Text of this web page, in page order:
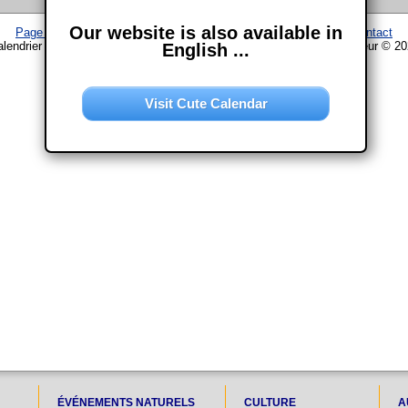
Page d'accueil– Calendrier–Plan du site–Mentions légales–
Contact
www.chouette-calendrier.com • Fêtes en Suisse – droit d'auteur ©
ÉVÉNEMENTS NATURELS CULTURE
Our website is also available in
English ...
Visit Cute Calendar